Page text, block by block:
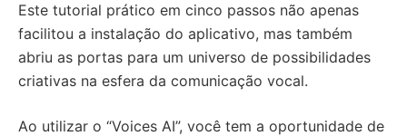
Este tutorial prático em cinco passos não apenas
facilitou a instalação do aplicativo, mas também
abriu as portas para um universo de possibilidades
criativas na esfera da comunicação vocal.
Ao utilizar o “Voices AI”, você tem a oportunidade de